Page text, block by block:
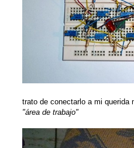
trato de conectarlo a mi
"área de trabajo"